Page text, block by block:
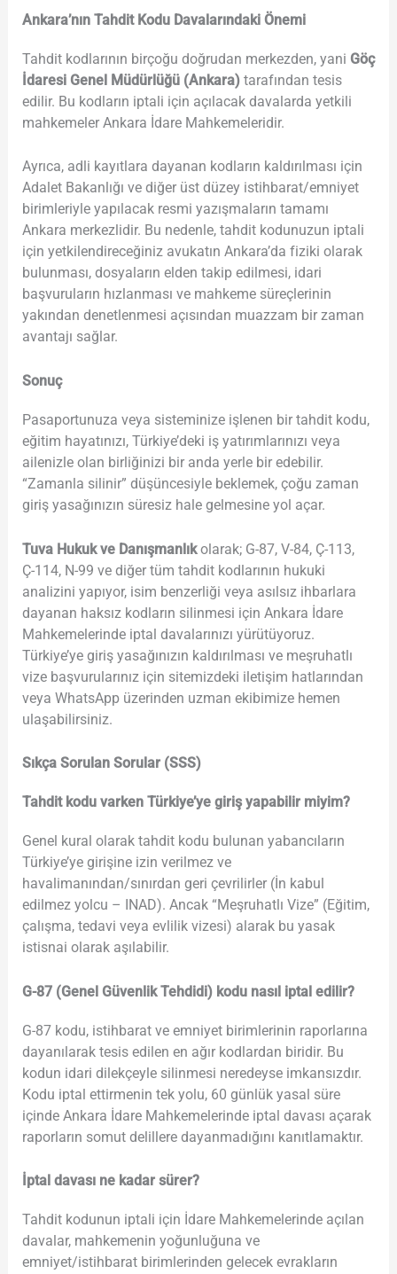
Ankara’nın Tahdit Kodu Davalarındaki Önemi
Tahdit kodlarının birçoğu doğrudan merkezden, yani Göç
İdaresi Genel Müdürlüğü (Ankara)tarafından tesis
edilir. Bu kodların iptali için açılacak davalarda yetkili
mahkemeler Ankara İdare Mahkemeleridir.
Ayrıca, adli kayıtlara dayanan kodların kaldırılması için
Adalet Bakanlığı ve diğer üst düzey istihbarat/emniyet
birimleriyle yapılacak resmi yazışmaların tamamı
Ankara merkezlidir. Bu nedenle, tahdit kodunuzun iptali
için yetkilendireceğiniz avukatın Ankara’da fiziki olarak
bulunması, dosyaların elden takip edilmesi, idari
başvuruların hızlanması ve mahkeme süreçlerinin
yakından denetlenmesi açısından muazzam bir zaman
avantajı sağlar.
Sonuç
Pasaportunuza veya sisteminize işlenen bir tahdit kodu,
eğitim hayatınızı, Türkiye’deki iş yatırımlarınızı veya
ailenizle olan birliğinizi bir anda yerle bir edebilir.
“Zamanla silinir” düşüncesiyle beklemek, çoğu zaman
giriş yasağınızın süresiz hale gelmesine yol açar.
Tuva Hukuk ve Danışmanlıkolarak; G-87, V-84, Ç-113,
Ç-114, N-99 ve diğer tüm tahdit kodlarının hukuki
analizini yapıyor, isim benzerliği veya asılsız ihbarlara
dayanan haksız kodların silinmesi için Ankara İdare
Mahkemelerinde iptal davalarınızı yürütüyoruz.
Türkiye’ye giriş yasağınızın kaldırılması ve meşruhatlı
vize başvurularınız için sitemizdeki iletişim hatlarından
veya WhatsApp üzerinden uzman ekibimize hemen
ulaşabilirsiniz.
Sıkça Sorulan Sorular (SSS)
Tahdit kodu varken Türkiye’ye giriş yapabilir miyim?
Genel kural olarak tahdit kodu bulunan yabancıların
Türkiye’ye girişine izin verilmez ve
havalimanından/sınırdan geri çevrilirler (İn kabul
edilmez yolcu – INAD). Ancak “Meşruhatlı Vize” (Eğitim,
çalışma, tedavi veya evlilik vizesi) alarak bu yasak
istisnai olarak aşılabilir.
G-87 (Genel Güvenlik Tehdidi) kodu nasıl iptal edilir?
G-87 kodu, istihbarat ve emniyet birimlerinin raporlarına
dayanılarak tesis edilen en ağır kodlardan biridir. Bu
kodun idari dilekçeyle silinmesi neredeyse imkansızdır.
Kodu iptal ettirmenin tek yolu, 60 günlük yasal süre
içinde Ankara İdare Mahkemelerinde iptal davası açarak
raporların somut delillere dayanmadığını kanıtlamaktır.
İptal davası ne kadar sürer?
Tahdit kodunun iptali için İdare Mahkemelerinde açılan
davalar, mahkemenin yoğunluğuna ve
emniyet/istihbarat birimlerinden gelecek evrakların